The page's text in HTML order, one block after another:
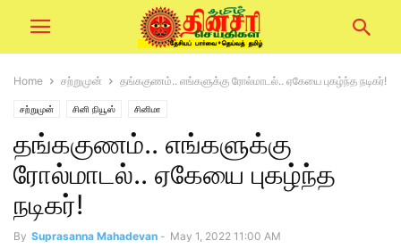
Home சற்றுமுன் தங்ககுணம்.. எங்களுக்கு ரோல்மாடல்.. ஏகேயை புகழ்ந்த நடிகர்!
சற்றுமுன் சினி நியூஸ் சினிமா
தங்ககுணம்.. எங்களுக்கு
ரோல்மாடல்.. ஏகேயை புகழ்ந்த
நடிகர்!
By Suprasanna Mahadevan - May 1, 2022 11:00 AM